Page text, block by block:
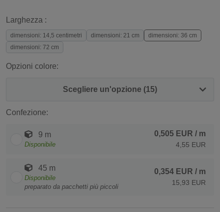
Larghezza :
dimensioni: 14,5 centimetri dimensioni: 21 cm
dimensioni: 36 cm
dimensioni: 72 cm
Opzioni colore:
Scegliere un'opzione (15)
Confezione:
9 m
Disponibile
0,505 EUR / m
4,55 EUR
45 m
Disponibile
preparato da pacchetti più piccoli
0,354 EUR / m
15,93 EUR